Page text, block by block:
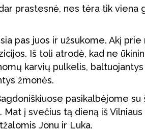
prastesnė, nes tėra tik viena
pas juos ir užsukome. Akį
Iš toli atrodė, kad ne
karvių pulkelis,
žmonės.
pasikalbėjome su
Mat į svečius tą dieną iš
Jonu ir Luka.